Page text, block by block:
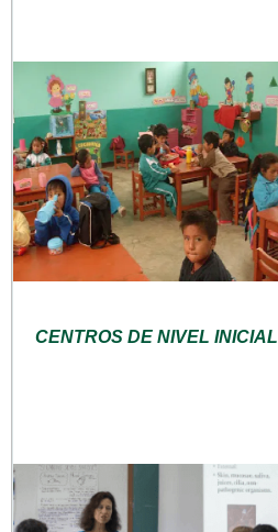
CENTROS DE NIVEL INICIAL